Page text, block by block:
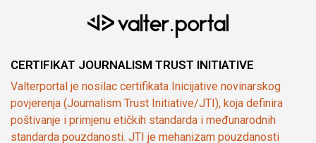
CERTIFIKAT JOURNALISM TRUST INITIATIVE
Valterportal je nosilac certifikata Inicijative novinarskog
povjerenja (Journalism Trust Initiative/JTI), koja definira
poštivanje i primjenu etičkih standarda i međunarodnih
standarda pouzdanosti. JTI je mehanizam pouzdanosti